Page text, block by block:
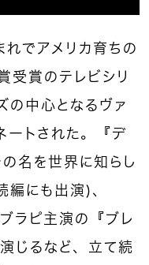
れでアメリカ育ちの
受賞のテレビシリ
の中心となるヴァ
ートされた。『デ
名を世界に知らし
にも出演）、
ラピ主演の『ブレ
じるなど、立て続